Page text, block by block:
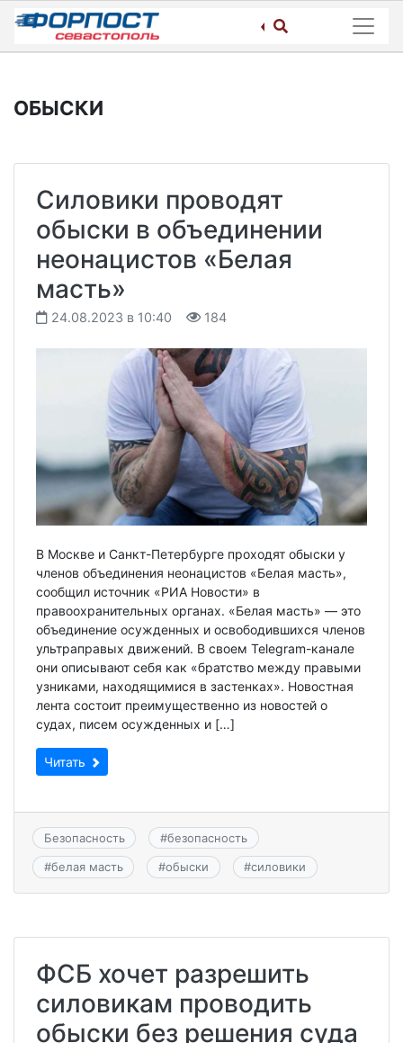
Skip
content
ОБЫСКИ
Силовики проводят
обыски в объединении
неонацистов «Белая
масть»
24.08.2023 в 10:40 184
В Москве и Санкт-Петербурге проходят обыски у
членов объединения неонацистов «Белая масть»,
сообщил источник «РИА Новости» в
правоохранительных органах. «Белая масть» — это
объединение осужденных и освободившихся членов
ультраправых движений. В своем Telegram-канале
они описывают себя как «братство между правыми
узниками, находящимися в застенках». Новостная
лента состоит преимущественно из новостей о
судах, писем осужденных и […]
Читать
Безопасность #безопасность
#белая масть #обыски #силовики
ФСБ хочет разрешить
силовикам проводить
обыски без решения суда